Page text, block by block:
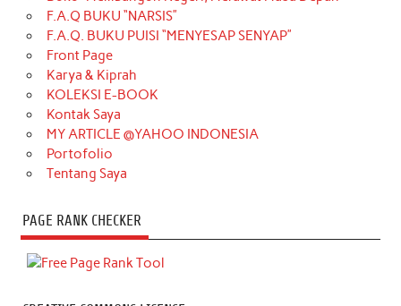
F.A.Q BUKU “NARSIS”
F.A.Q. BUKU PUISI “MENYESAP SENYAP”
Front Page
Karya & Kiprah
KOLEKSI E-BOOK
Kontak Saya
MY ARTICLE @YAHOO INDONESIA
Portofolio
Tentang Saya
PAGE RANK CHECKER